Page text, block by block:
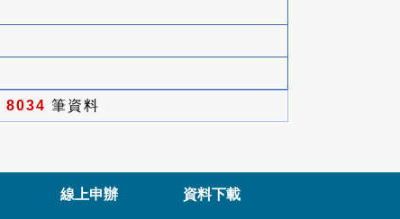
8034 筆資料
線上申辦 資料下載